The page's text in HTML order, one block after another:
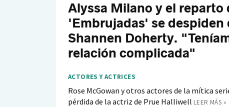
Alyssa Milano y el reparto
'Embrujadas' se despiden
Shannen Doherty.
relación complicada"
ACTORES Y ACTRICES
Rose McGowan y otros actores de la mítica
pérdida de la actriz de Prue Halliwell LEER MÁS »